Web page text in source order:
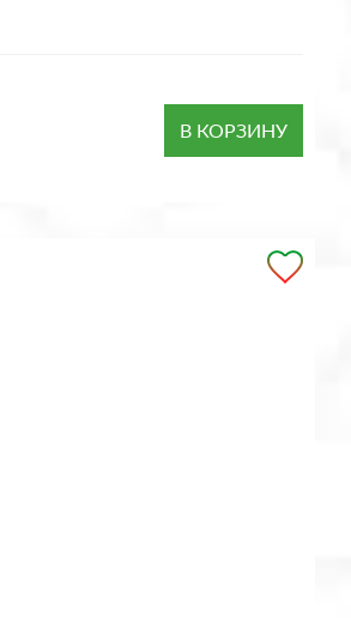
В КОРЗИНУ